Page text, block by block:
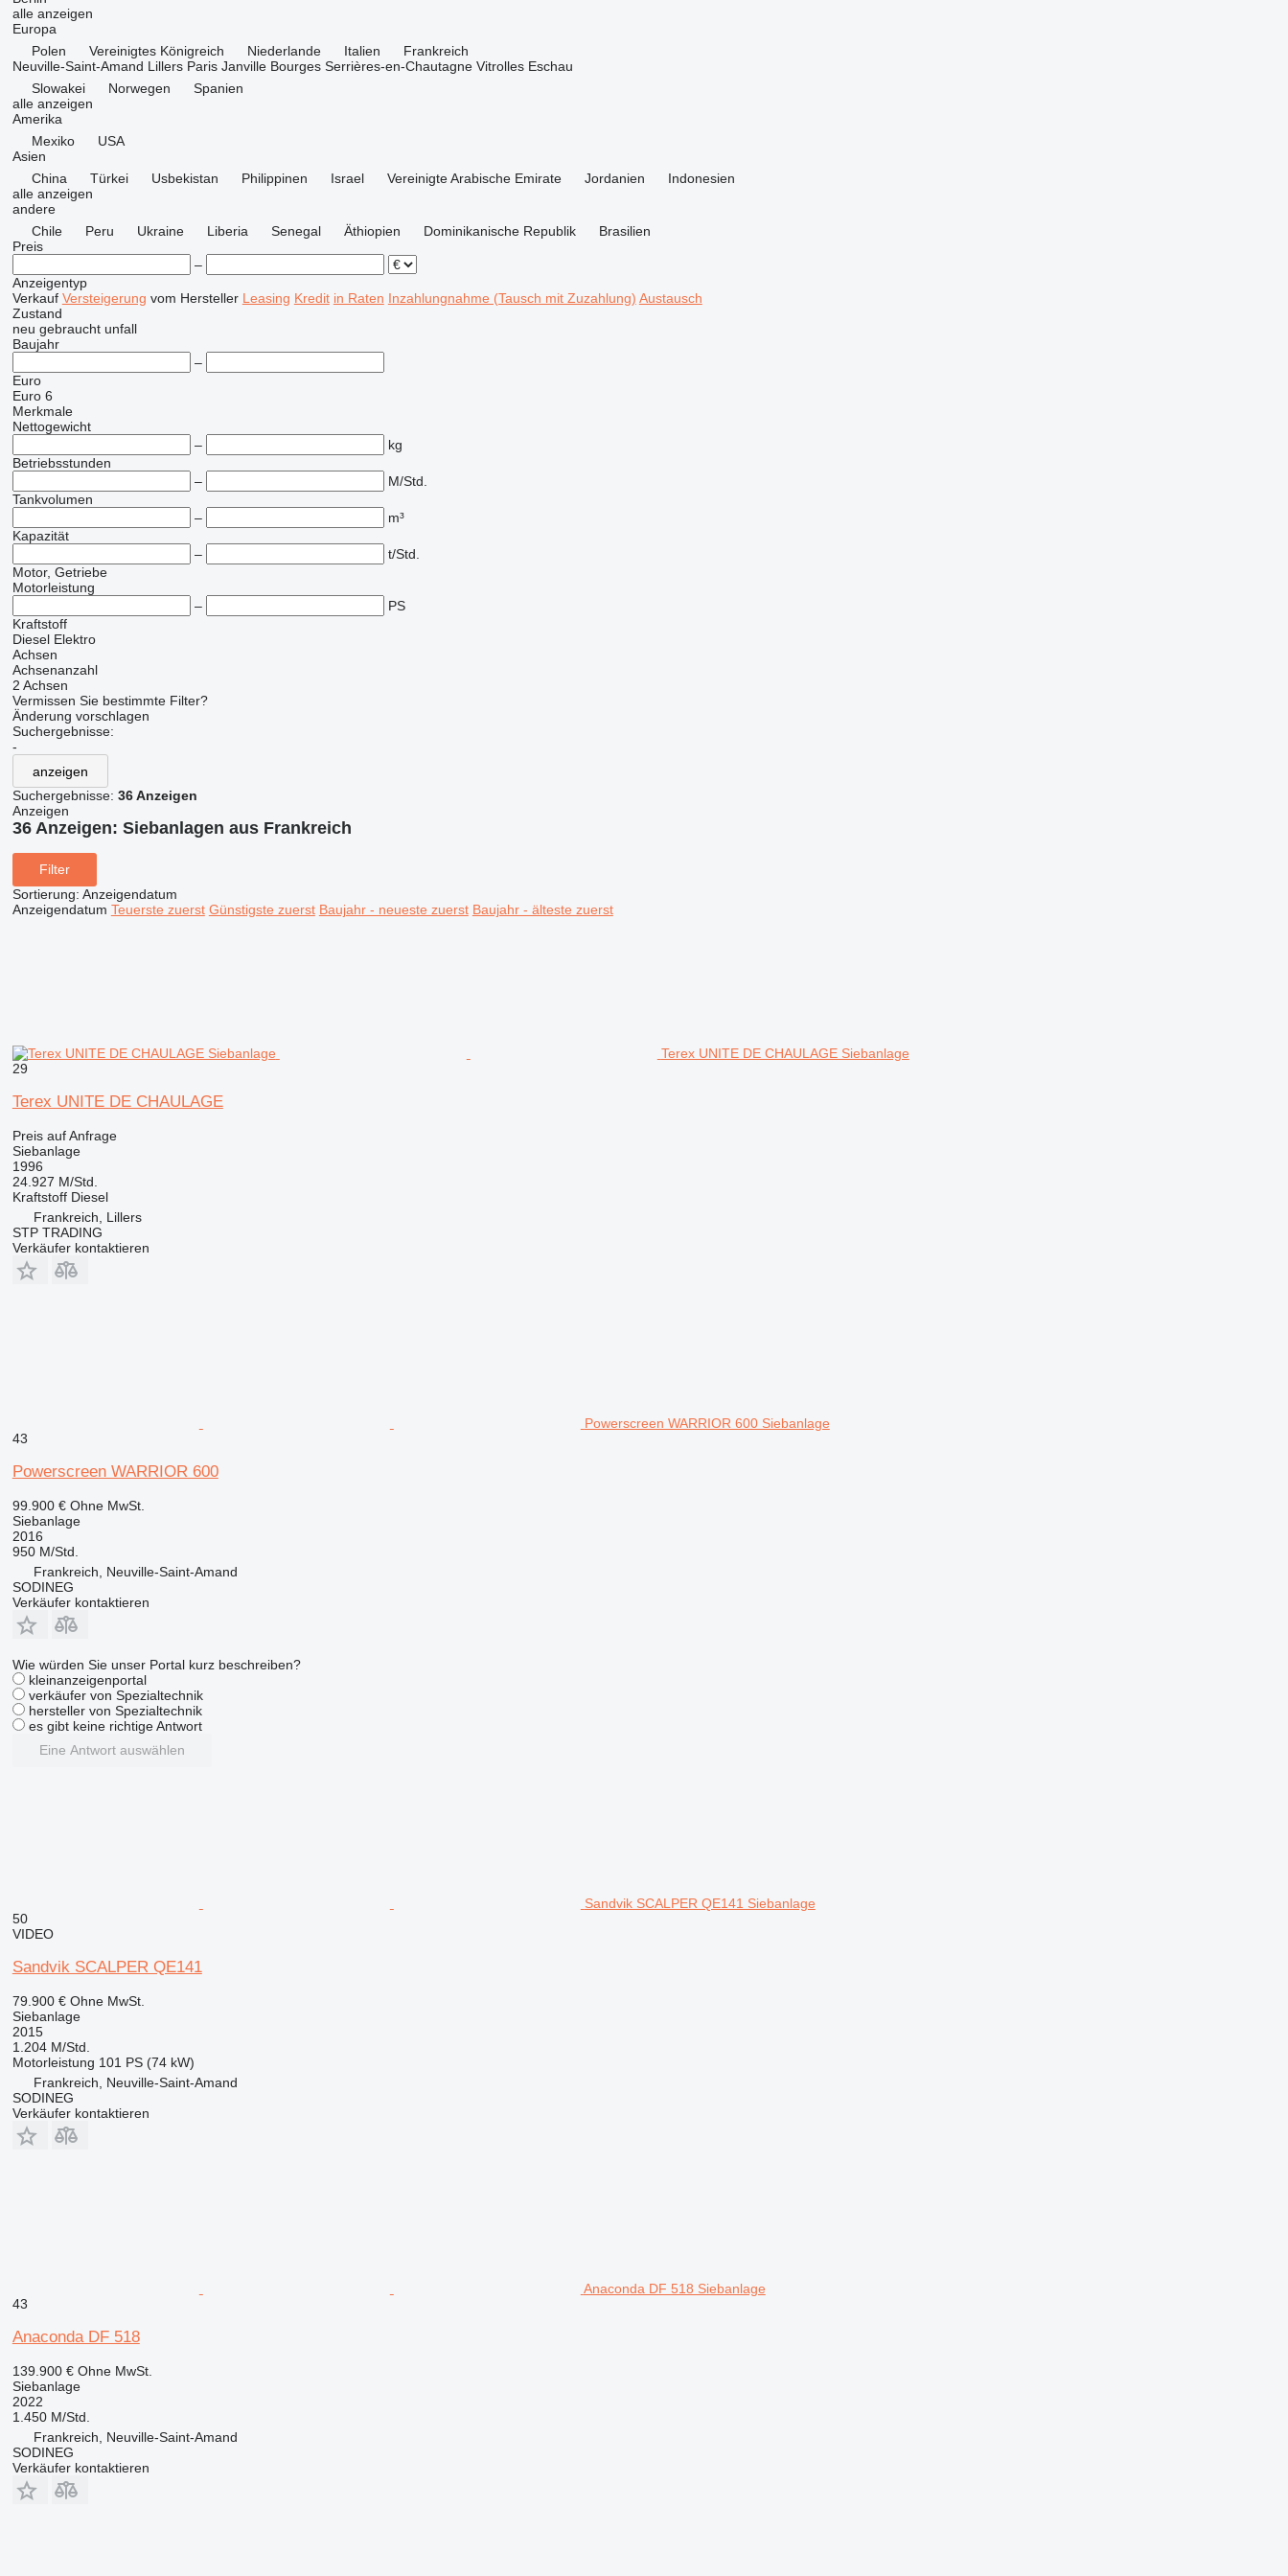
alle anzeigen
Europa
Polen
Vereinigtes Königreich Niederlande Italien
Frankreich
Neuville-Saint-Amand Lillers Paris Janville Bourges Serrières-en-Chautagne Vitrolles Eschau
Slowakei
Norwegen
Spanien
alle anzeigen
Amerika
Mexiko
USA
Asien
China
Türkei Usbekistan Philippinen Israel Vereinigte Arabische Emirate Jordanien
Indonesien
alle anzeigen
andere
Chile
Peru Ukraine Liberia Senegal Äthiopien Dominikanische Republik
Brasilien
Preis
–
Anzeigentyp
Verkauf Versteigerung vom Hersteller Leasing Kredit in Raten Inzahlungnahme (Tausch mit Zuzahlung) Austausch
Zustand
neu gebraucht unfall
Baujahr
–
Euro
Euro 6
Merkmale
Nettogewicht
–
kg
Betriebsstunden
–
M/Std.
Tankvolumen
–
m³
Kapazität
–
t/Std.
Motor, Getriebe
Motorleistung
–
PS
Kraftstoff
Diesel Elektro
Achsen
Achsenanzahl
2 Achsen
Vermissen Sie bestimmte Filter?
Änderung vorschlagen
Suchergebnisse:
-
anzeigen
Suchergebnisse: 36 Anzeigen
Anzeigen
36 Anzeigen: Siebanlagen‎ aus Frankreich
Filter
Sortierung: Anzeigendatum
Anzeigendatum Teuerste zuerst Günstigste zuerst Baujahr - neueste zuerst Baujahr - älteste zuerst
Terex UNITE DE CHAULAGE Siebanlage
29
Terex UNITE DE CHAULAGE
Preis auf Anfrage
Siebanlage
1996
24.927 M/Std.
Kraftstoff Diesel
Frankreich, Lillers
STP TRADING
Verkäufer kontaktieren
Powerscreen WARRIOR 600 Siebanlage
43
Powerscreen WARRIOR 600
99.900 € Ohne MwSt.
Siebanlage
2016
950 M/Std.
Frankreich, Neuville-Saint-Amand
SODINEG
Verkäufer kontaktieren
Wie würden Sie unser Portal kurz beschreiben?
kleinanzeigenportal
verkäufer von Spezialtechnik
hersteller von Spezialtechnik
es gibt keine richtige Antwort
Eine Antwort auswählen
Sandvik SCALPER QE141 Siebanlage
50
VIDEO
Sandvik SCALPER QE141
79.900 € Ohne MwSt.
Siebanlage
2015
1.204 M/Std.
Motorleistung 101 PS (74 kW)
Frankreich, Neuville-Saint-Amand
SODINEG
Verkäufer kontaktieren
Anaconda DF 518 Siebanlage
43
Anaconda DF 518
139.900 € Ohne MwSt.
Siebanlage
2022
1.450 M/Std.
Frankreich, Neuville-Saint-Amand
SODINEG
Verkäufer kontaktieren